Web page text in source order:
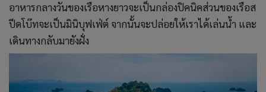
อาหารกลางวันของเรือหางยาวจะเป็นกล่องปิคนิคส่วนของเรือส
ปีดโบ๊ทจะเป็นมินิบุฟเฟ่ต์ จากนั้นจะปล่อยให้เราได้เล่นน้ำ และ
เดินทางกลับมายังฝั่ง